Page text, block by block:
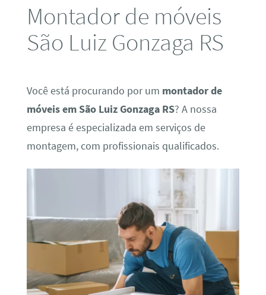
Montador de móveis
São Luiz Gonzaga RS
Você está procurando por um montador de
móveis em São Luiz Gonzaga RS? A nossa
empresa é especializada em serviços de
montagem, com profissionais qualificados.